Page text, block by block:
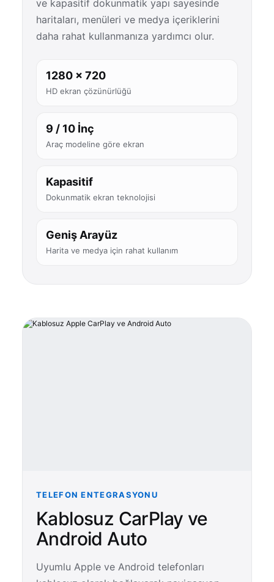
ve kapasitif dokunmatik yapı sayesinde
haritaları, menüleri ve medya içeriklerini
daha rahat kullanmanıza yardımcı olur.
1280 × 720
HD ekran çözünürlüğü
9 / 10 İnç
Araç modeline göre ekran
Kapasitif
Dokunmatik ekran teknolojisi
Geniş Arayüz
Harita ve medya için rahat kullanım
TELEFON ENTEGRASYONU
Kablosuz CarPlay ve
Android Auto
Uyumlu Apple ve Android telefonları